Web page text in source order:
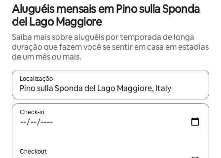
Aluguéis mensais em Pino sulla Sponda
del Lago Maggiore
Saiba mais sobre aluguéis por temporada de longa
duração que fazem você se sentir em casa em estadias
de um mês ou mais.
Localização
Quando os resultados estiverem disponíveis, explore-os
Check-in
Checkout